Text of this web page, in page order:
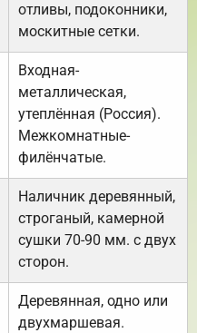
отливы, подоконники,
москитные сетки.
Входная-
металлическая,
утеплённая (Россия).
Межкомнатные-
филёнчатые.
Наличник деревянный,
строганый, камерной
сушки 70-90 мм. с двух
сторон.
Деревянная, одно или
двухмаршевая.